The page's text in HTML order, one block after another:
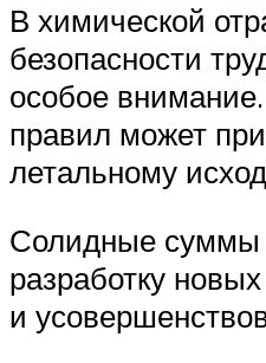
В химической
безопасности
особое
правил может
летальному
Солидные суммы
разработку
и